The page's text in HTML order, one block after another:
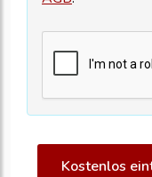
Kostenlos